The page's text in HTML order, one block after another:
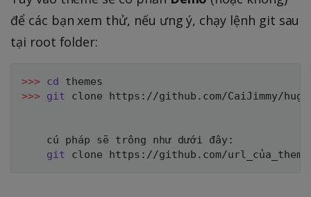
để các bạn xem thử, nếu ưng ý, chạy lệnh git sau
tại root folder:
>>> cd
>>> git clone https://github.com/CaiJimmy/
    cú pháp sẽ trông như dưới đây:
git